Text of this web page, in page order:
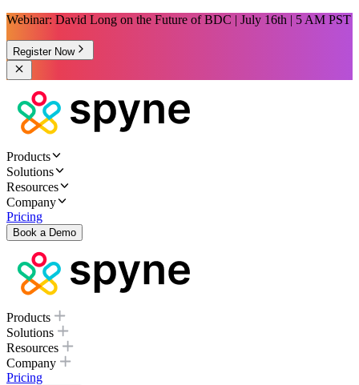
Webinar: David Long on the Future of BDC | July 16th | 5 AM PST
Register Now
Products
Solutions
Resources
Company
Pricing
Book a Demo
Products
Solutions
Resources
Company
Pricing